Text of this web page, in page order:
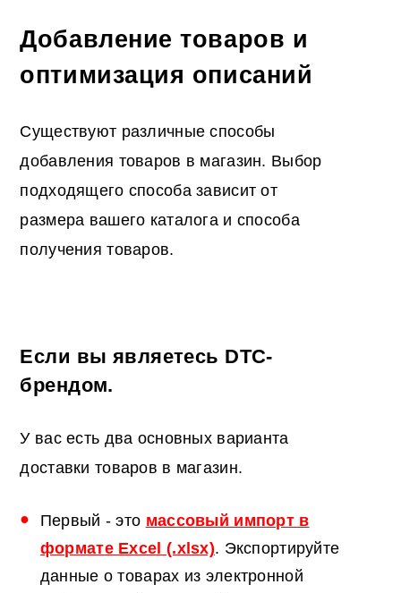
Добавление товаров и
оптимизация описаний
Существуют различные способы
добавления товаров в магазин. Выбор
подходящего способа зависит от
размера вашего каталога и способа
получения товаров.
Если вы являетесь DTC-
брендом.
У вас есть два основных варианта
доставки товаров в магазин.
Первый - это массовый импорт в
формате Excel (.xlsx). Экспортируйте
данные о товарах из электронной